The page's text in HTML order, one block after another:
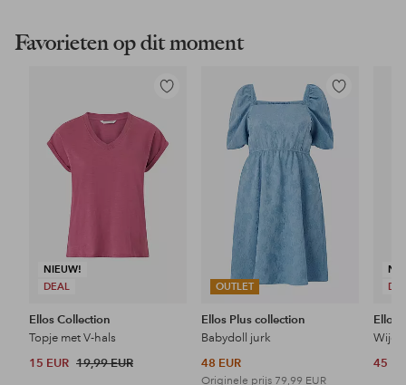
Favorieten op dit moment
NIEUW!
DEAL
Toevoegen
favorieten
Ellos Collection
Topje met V-hals
15 EUR 19,99 EUR
OUTLET
Toevoegen
aan
favorieten
Ellos Plus collection
Babydoll jurk
48 EUR
Originele prijs 79,99 EUR
Ellos
45